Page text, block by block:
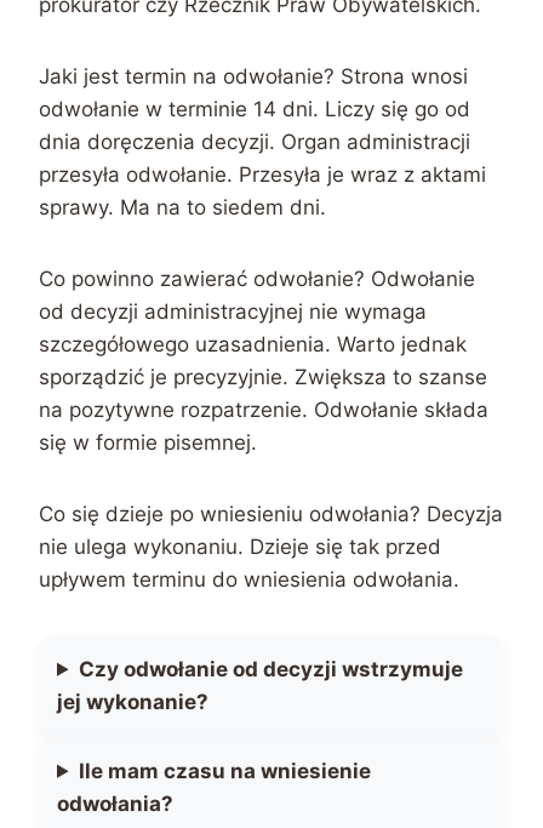
Jaki jest termin na odwołanie? Strona wnosi
odwołanie w terminie 14 dni. Liczy się go od
dnia doręczenia decyzji. Organ administracji
przesyła odwołanie. Przesyła je wraz z aktami
sprawy. Ma na to siedem dni.
Co powinno zawierać odwołanie? Odwołanie
od decyzji administracyjnej nie wymaga
szczegółowego uzasadnienia. Warto jednak
sporządzić je precyzyjnie. Zwiększa to szanse
na pozytywne rozpatrzenie. Odwołanie składa
się w formie pisemnej.
Co się dzieje po wniesieniu odwołania? Decyzja
nie ulega wykonaniu. Dzieje się tak przed
upływem terminu do wniesienia odwołania.
Czy odwołanie od decyzji wstrzymuje
jej wykonanie?
Ile mam czasu na wniesienie
odwołania?